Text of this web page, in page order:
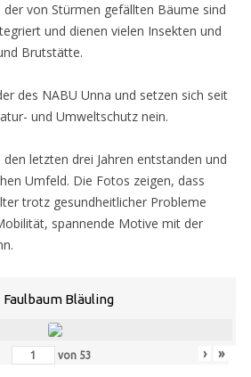
von Stürmen gefällten Bäume sind
und dienen vielen Insekten und
Brutstätte.
des NABU Unna und setzen sich seit
und Umweltschutz nein.
letzten drei Jahren entstanden und
Umfeld. Die Fotos zeigen, dass
trotz gesundheitlicher Probleme
spannende Motive mit der
Faulbaum Bläuling
von 53 › »